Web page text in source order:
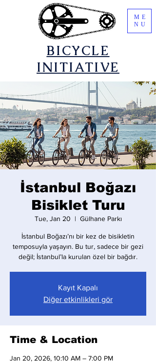
​BICYCLE
INITIATIVE
ME
NU
İstanbul Boğazı
Bisiklet Turu
Tue, Jan 20
  |
Gülhane Parkı
İstanbul Boğazı’nı bir kez de bisikletin
temposuyla yaşayın. Bu tur, sadece bir gezi
değil; İstanbul’la kurulan özel bir bağdır.
Kayıt Kapalı
Diğer etkinlikleri gör
Time & Location
Jan 20, 2026, 10:10 AM – 7:00 PM